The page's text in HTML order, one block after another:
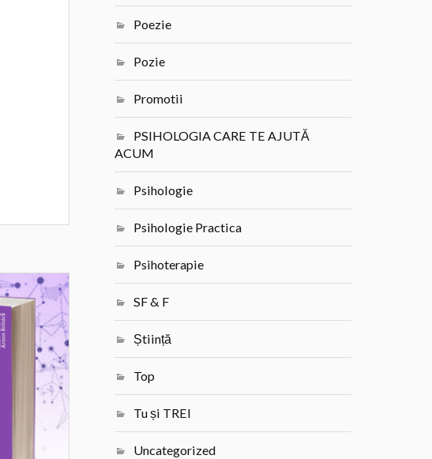
Poezie
Pozie
Promotii
PSIHOLOGIA CARE TE AJUTĂ
ACUM
Psihologie
Psihologie Practica
Psihoterapie
SF & F
Știință
Top
Tu și TREI
Uncategorized